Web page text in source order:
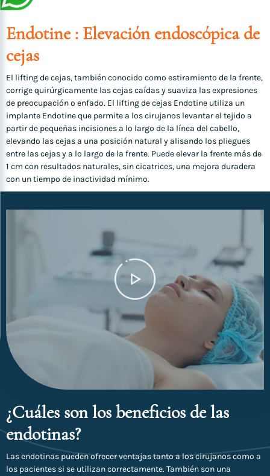
Endotine : Elevación endoscópica de
cejas
El lifting de cejas, también conocido como estiramiento de la frente,
corrige quirúrgicamente las cejas caídas y suaviza las expresiones
de preocupación o enfado. El lifting de cejas Endotine utiliza un
implante Endotine que permite a los cirujanos levantar el tejido a
partir de pequeñas incisiones a lo largo de la línea del cabello,
elevando las cejas a una posición natural y alisando los pliegues
entre las cejas y a lo largo de la frente. Puede elevar la frente más de
1 cm con resultados naturales, sin cicatrices, una mejora duradera
con un tiempo de inactividad mínimo.
¿Cuáles son los beneficios de las
endotinas?
Las endotinas pueden ofrecer ventajas tanto a los cirujanos como a
los pacientes si se utilizan correctamente. También son una